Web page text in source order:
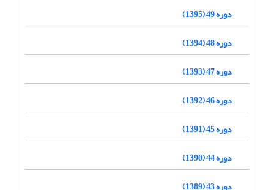
دوره 49 (1395)
دوره 48 (1394)
دوره 47 (1393)
دوره 46 (1392)
دوره 45 (1391)
دوره 44 (1390)
دوره 43 (1389)